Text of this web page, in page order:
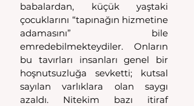
babalardan, küçük yaştaki
çocuklarını “tapınağın hizmetine
adamasını” bile
emredebilmekteydiler. Onların
bu tavırları insanları genel bir
hoşnutsuzluğa sevketti; kutsal
sayılan varlıklara olan saygı
azaldı. Nitekim bazı itiraf